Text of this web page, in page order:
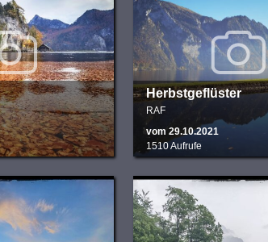
Herbstgeflüster
RAF
vom 29.10.2021
1510 Aufrufe